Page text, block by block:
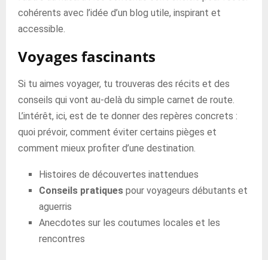
cohérents avec l’idée d’un blog utile, inspirant et
accessible.
Voyages fascinants
Si tu aimes voyager, tu trouveras des récits et des
conseils qui vont au-delà du simple carnet de route.
L’intérêt, ici, est de te donner des repères concrets :
quoi prévoir, comment éviter certains pièges et
comment mieux profiter d’une destination.
Histoires de découvertes inattendues
Conseils pratiques pour voyageurs débutants et
aguerris
Anecdotes sur les coutumes locales et les
rencontres